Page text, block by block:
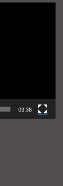
03:38